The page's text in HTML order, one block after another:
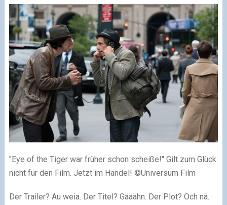
"Eye of the Tiger war früher schon scheiße!" Gilt zum Glück
nicht für den Film. Jetzt im Handel! ©Universum Film
Der Trailer? Au weia. Der Titel? Gääähn. Der Plot? Och nä.